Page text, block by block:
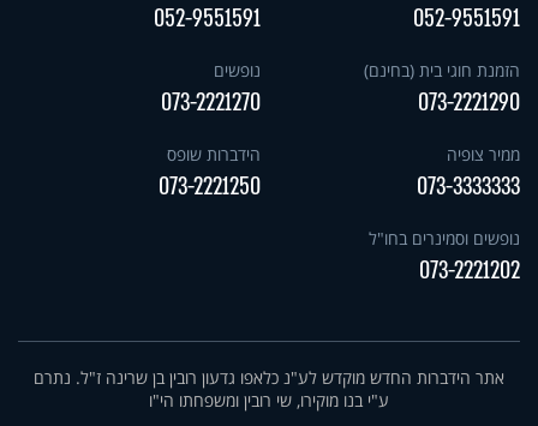
052-9551591
052-9551591
הזמנת חוגי בית (בחינם)
073-2221290
נופשים
073-2221270
ממיר צופיה
073-3333333
הידברות שופס
073-2221250
נופשים וסמינרים בחו"ל
073-2221202
אתר הידברות החדש מוקדש לע"נ כלאפו גדעון רובין בן שרינה ז"ל. נתרם
ע"י בנו מוקירו, שי רובין ומשפחתו הי"ו